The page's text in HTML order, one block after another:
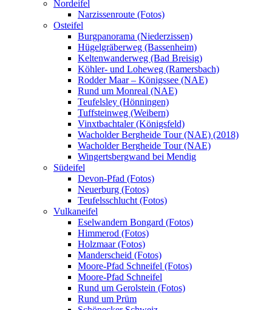
Nordeifel
Narzissenroute (Fotos)
Osteifel
Burgpanorama (Niederzissen)
Hügelgräberweg (Bassenheim)
Keltenwanderweg (Bad Breisig)
Köhler- und Loheweg (Ramersbach)
Rodder Maar – Königssee (NAE)
Rund um Monreal (NAE)
Teufelsley (Hönningen)
Tuffsteinweg (Weibern)
Vinxtbachtaler (Königsfeld)
Wacholder Bergheide Tour (NAE) (2018)
Wacholder Bergheide Tour (NAE)
Wingertsbergwand bei Mendig
Südeifel
Devon-Pfad (Fotos)
Neuerburg (Fotos)
Teufelsschlucht (Fotos)
Vulkaneifel
Eselwandern Bongard (Fotos)
Himmerod (Fotos)
Holzmaar (Fotos)
Manderscheid (Fotos)
Moore-Pfad Schneifel (Fotos)
Moore-Pfad Schneifel
Rund um Gerolstein (Fotos)
Rund um Prüm